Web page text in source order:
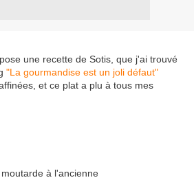
une recette de Sotis, que j'ai trouvé
"La gourmandise est un joli défaut"
et ce plat a plu à tous mes
à l'ancienne